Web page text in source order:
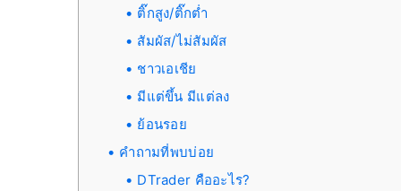
ติ๊กสูง/ติ๊กต่ำ
สัมผัส/ไม่สัมผัส
ชาวเอเชีย
มีแต่ขึ้น มีแต่ลง
ย้อนรอย
คำถามที่พบบ่อย
DTrader คืออะไร?